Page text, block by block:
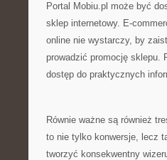
Portal Mobiu.pl może być
sklep internetowy. E-
online nie wystarczy, by
prowadzić promocję sklepu.
dostęp do praktycznych
Równie ważne są również
to nie tylko konwersje, lecz
tworzyć konsekwentny